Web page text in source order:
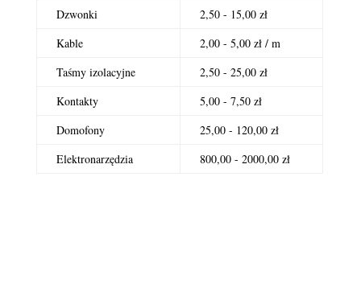
Dzwonki
2,50 - 15,00 zł
Kable
2,00 - 5,00 zł / m
Taśmy izolacyjne
2,50 - 25,00 zł
Kontakty
5,00 - 7,50 zł
Domofony
25,00 - 120,00 zł
Elektronarzędzia
800,00 - 2000,00 zł